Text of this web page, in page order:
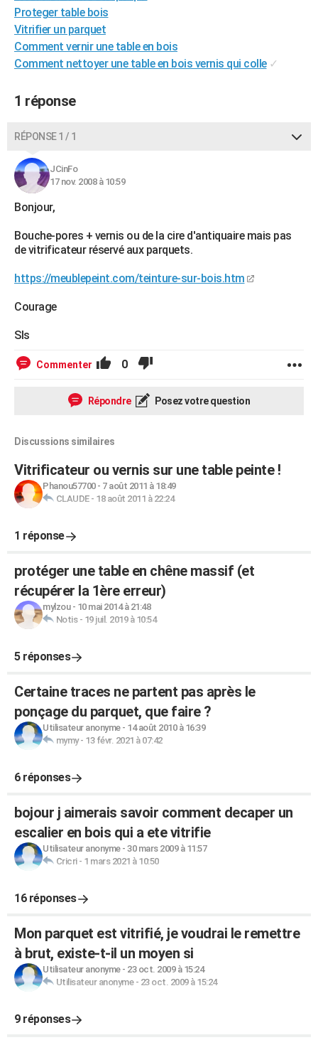
Destinations
City break
Voyage nature
Voyage de noces
Forum
Climat
+PHOTO
GUIDES D'ACHAT
CARTE DE VOEUX
Carte de Noël
Carte Bonne année
Carte Saint-Valentin
Carte Pâques
Carte d'anniversaire
DICTIONNAIRE
Dictionnaire
Biographies
Citations
Expressions
Proverbes
PROGRAMME TV
COPAINS D'AVANT
S'inscrire
Se connecter
Lycées
Collèges
Primaires
Universités
Entreprises
Service militaire
Avis de recherche
FORUM
Bricolage
Lifestyle
Culture
Sport
Auto
Television
Voyage
Cinema
Proteger table bois
Vitrifier un parquet
Comment vernir une table en bois
Comment nettoyer une table en bois vernis qui colle ✓
1 réponse
RÉPONSE 1 / 1
JCinFo
17 nov. 2008 à 10:59
Bonjour,
Bouche-pores + vernis ou de la cire d'antiquaire mais pas
de vitrificateur réservé aux parquets.
https://meublepeint.com/teinture-sur-bois.htm
Courage
Sls
Commenter 0
Répondre Posez votre question
Discussions similaires
Vitrificateur ou vernis sur une table peinte !
Phanou57700- 7 août 2011 à 18:49
CLAUDE- 18 août 2011 à 22:24
1 réponse
protéger une table en chêne massif (et
récupérer la 1ère erreur)
mylzou- 10 mai 2014 à 21:48
Notis- 19 juil. 2019 à 10:54
5 réponses
Certaine traces ne partent pas après le
ponçage du parquet, que faire ?
Utilisateur anonyme- 14 août 2010 à 16:39
mymy- 13 févr. 2021 à 07:42
6 réponses
bojour j aimerais savoir comment decaper un
escalier en bois qui a ete vitrifie
Utilisateur anonyme- 30 mars 2009 à 11:57
Cricri- 1 mars 2021 à 10:50
16 réponses
Mon parquet est vitrifié, je voudrai le remettre
à brut, existe-t-il un moyen si
Utilisateur anonyme- 23 oct. 2009 à 15:24
Utilisateur anonyme- 23 oct. 2009 à 15:24
9 réponses